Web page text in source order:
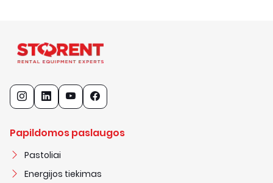
Papildomos paslaugos
Pastoliai
Energijos tiekimas